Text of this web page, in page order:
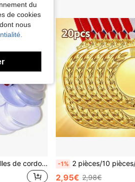
1/10/20 pièces Médailles de cordon vierges, médailles de corde de suspension universelles DIY, couleurs mélangées, médailles de fête graffiti DIY, pour compétitions sportives, accessoires, récompenses, cadeaux de fête et décorations
-1% 2 pièces/10 pièces/20 pièces Médailles vierges dorées personnalisables avec rubans bleus et rouges - Prix de vainqueur personnalisés, convenant pour les sports, les activités de plein air, les trophées sportifs,
2,95€ 2,98€
du
de cookies
nous